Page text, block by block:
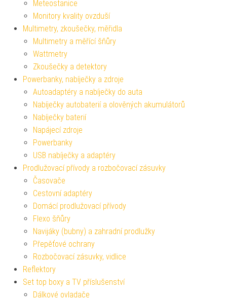
Meteostanice
Monitory kvality ovzduší
Multimetry, zkoušečky, měřidla
Multimetry a měřící šňůry
Wattmetry
Zkoušečky a detektory
Powerbanky, nabíječky a zdroje
Autoadaptéry a nabíječky do auta
Nabíječky autobaterií a olověných akumulátorů
Nabíječky baterií
Napájecí zdroje
Powerbanky
USB nabíječky a adaptéry
Prodlužovací přívody a rozbočovací zásuvky
Časovače
Cestovní adaptéry
Domácí prodlužovací přívody
Flexo šňůry
Navijáky (bubny) a zahradní prodlužky
Přepěťové ochrany
Rozbočovací zásuvky, vidlice
Reflektory
Set top boxy a TV příslušenství
Dálkové ovladače